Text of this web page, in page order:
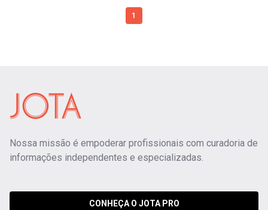
1
Nossa missão é empoderar profissionais com curadoria de
informações independentes e especializadas.
CONHEÇA O JOTA PRO